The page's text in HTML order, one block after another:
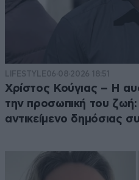
LIFESTYLE06·08·2026 18:51
Χρίστος Κούγιας – Η
την προσωπική του ζωή:
αντικείμενο δημόσιας